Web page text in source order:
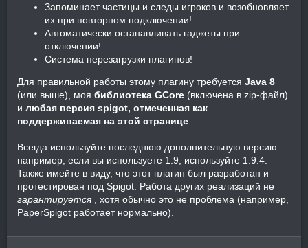
Запоминает частицы и следы игроков и возобновляет
их при повторном подключении!
Автоматически останавливать гаджеты при
отключении!
Система перезагрузки плагинов!
Для правильной работы этому плагину требуется Java 8
(или выше), моя библиотека GCore (включена в zip-файл)
и любая версия spigot, отмеченная как
поддерживаемая на этой странице
Всегда используйте последнюю дополнительную версию:
например, если вы используете 1.9, используйте 1.9.4.
Также имейте в виду, что этот плагин был разработан и
протестирован под Spigot. Работа других реализаций не
гарантируется , хотя обычно это не проблема (например,
PaperSpigot работает нормально).